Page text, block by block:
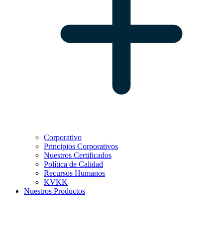
Corporativo
Principios Corporativos
Nuestros Certificados
Política de Calidad
Recursos Humanos
KVKK
Nuestros Productos